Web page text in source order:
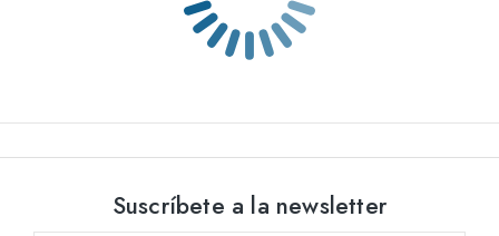
Suscríbete a la newsletter